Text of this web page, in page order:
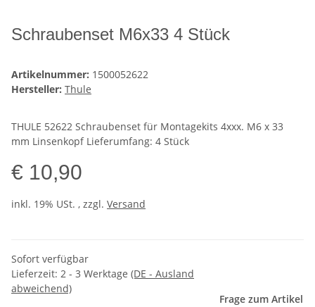
Schraubenset M6x33 4 Stück
Artikelnummer: 1500052622
Hersteller: Thule
THULE 52622 Schraubenset für Montagekits 4xxx. M6 x 33
mm Linsenkopf Lieferumfang: 4 Stück
€ 10,90
inkl. 19% USt. , zzgl. Versand
Sofort verfügbar
Lieferzeit: 2 - 3 Werktage (DE - Ausland
abweichend)
Frage zum Artikel